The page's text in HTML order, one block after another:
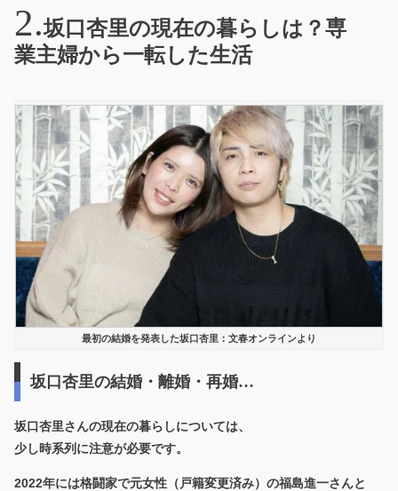
坂口杏里の現在の暮らしは？専
業主婦から一転した生活
最初の結婚を発表した坂口杏里：文春オンラインより
坂口杏里の結婚・離婚・再婚…
坂口杏里さんの現在の暮らしについては、
少し時系列に注意が必要です。
2022年には格闘家で元女性（戸籍変更済み）の福島進一さんと